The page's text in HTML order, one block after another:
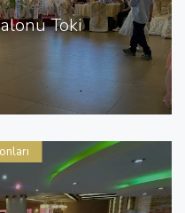
Toki